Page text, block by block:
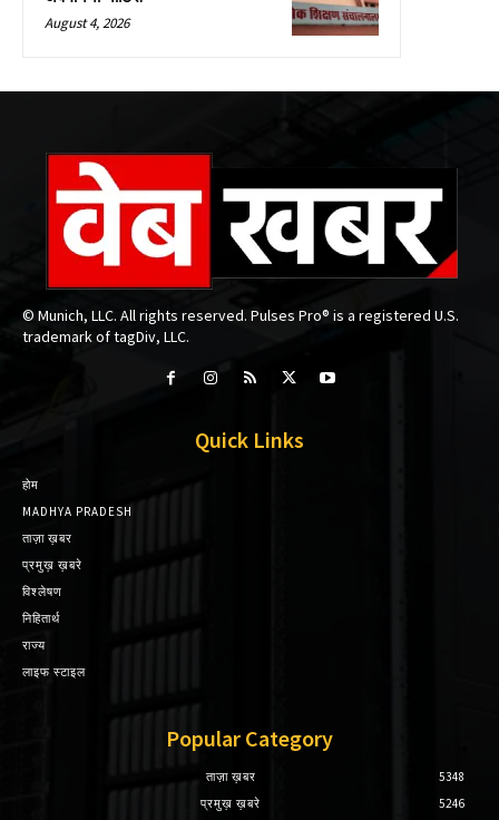
August 4, 2026
© Munich, LLC. All rights reserved. Pulses Pro® is a registered U.S.
trademark of tagDiv, LLC.
Quick Links
होम
MADHYA PRADESH
ताज़ा ख़बर
प्रमुख़ ख़बरे
विश्लेषण
निहितार्थ
राज्य
लाइफ स्टाइल
Popular Category
ताज़ा ख़बर
5348
प्रमुख़ ख़बरे
5246